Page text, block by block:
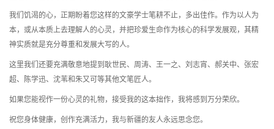
我们饥渴的心，正期盼着您这样的文豪学士笔耕不止，多出佳作。作为以人为
本，或从本质上去理解人的心灵，并把珍爱生命作为核心的科学发展观，其精
神实质就是充分尊重和发展大写的人。
这里我们还要充满敬意地提到耿世民、周涛、王一之、刘志宵、郝关中、张宏
超、陈学迅、沈苇和朱又可等其他文笔匠人。
如果您能视作一份心灵的礼物，接受我的这本拙作，我将感到万分荣欣。
祝您身体健康，创作充满活力，我与新疆的友人永远思念您。